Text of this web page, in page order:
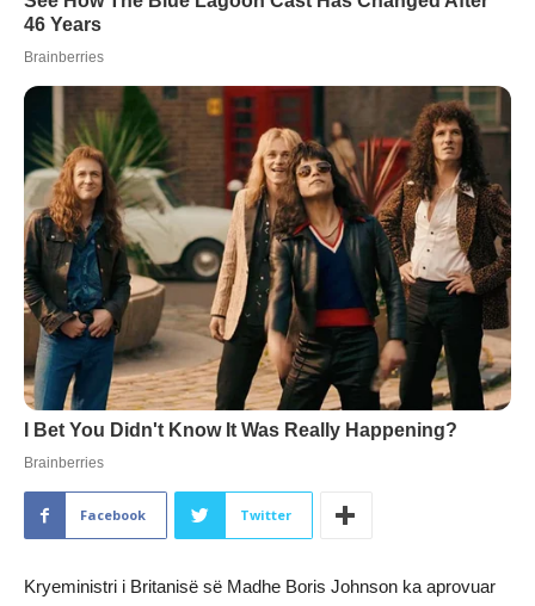
Facebook Twitter
Kryeministri i Britanisë së Madhe Boris Johnson ka aprovuar